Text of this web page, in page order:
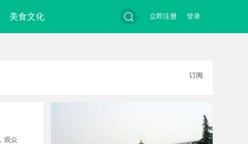
美食文化 登录
立即注册
订阅
观众